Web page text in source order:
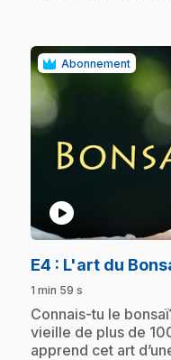
Abonnement
play_circle
E4 : L'art du
1 min 59 s
.Connais-tu le
vieille de plus de
apprend cet art